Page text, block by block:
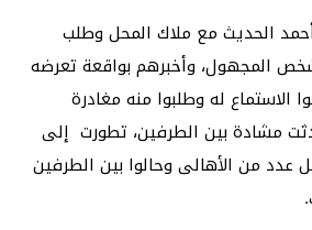
الحديث مع ملاك المحل وطلب
المجهول، وأخبرهم بواقعة تعرضه
الاستماع له وطلبوا منه مغادرة
مشادة بين الطرفين، تطورت إلى
عدد من الأهالى وحالوا بين الطرفين